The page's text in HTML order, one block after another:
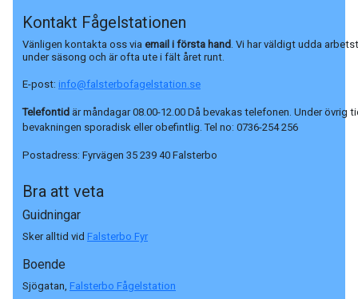
Kontakt Fågelstationen
Vänligen kontakta oss via email i första hand. Vi har väldigt udda
under säsong och är ofta ute i fält året runt.
E-post: info@falsterbofagelstation.se
Telefontid är måndagar 08.00-12.00 Då bevakas telefonen. Under övrig
bevakningen sporadisk eller obefintlig. Tel no: 0736-254 256
Postadress: Fyrvägen 35 239 40 Falsterbo
Bra att veta
Guidningar
Sker alltid vid Falsterbo Fyr
Boende
Sjögatan, Falsterbo Fågelstation